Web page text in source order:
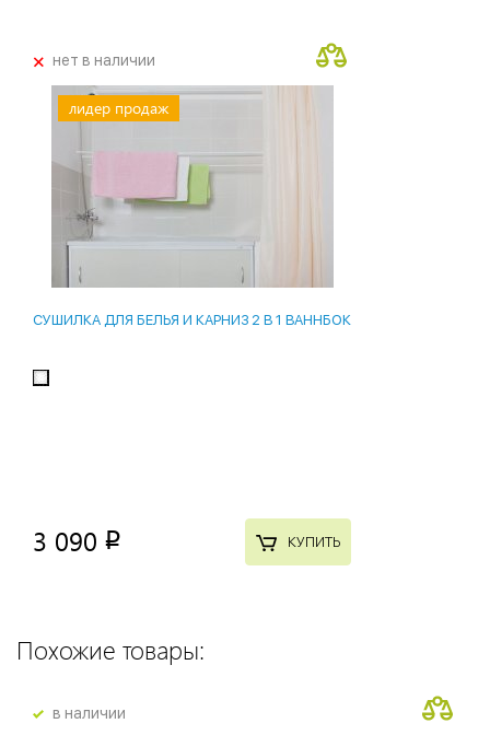
+нет в наличии
лидер продаж
СУШИЛКА ДЛЯ БЕЛЬЯ И КАРНИЗ 2 В 1 ВАННБОК
3 090 p КУПИТЬ
Похожие товары:
в наличии